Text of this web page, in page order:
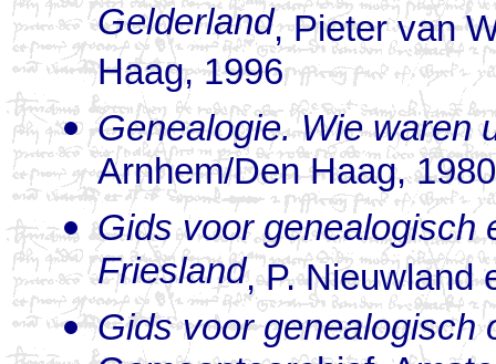
Gelderland, Pieter van
Haag, 1996
Genealogie. Wie waren
Arnhem/Den Haag, 1980
Gids voor genealogisch
Friesland, P. Nieuwland
Gids voor genealogisch